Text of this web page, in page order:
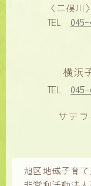
〈二俣川〉
TEL
横浜
TEL
サテ
旭区地域子育